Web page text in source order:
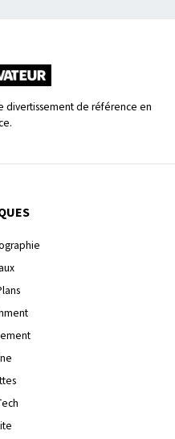
divertissement de référence en